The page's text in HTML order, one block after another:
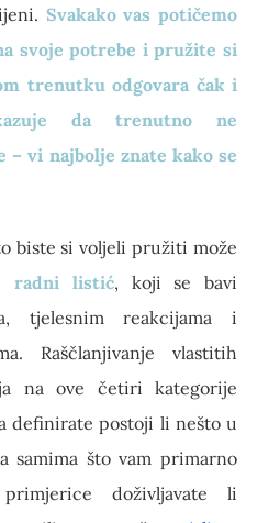
Svakako vas potičemo
svoje potrebe i pružite si
trenutku odgovara čak i
da trenutno ne
– vi najbolje znate kako se
biste si voljeli pružiti može
radni listić, koji se bavi
tjelesnim reakcijama i
Raščlanjivanje vlastitih
na ove četiri kategorije
definirate postoji li nešto u
samima što vam primarno
doživljavate li